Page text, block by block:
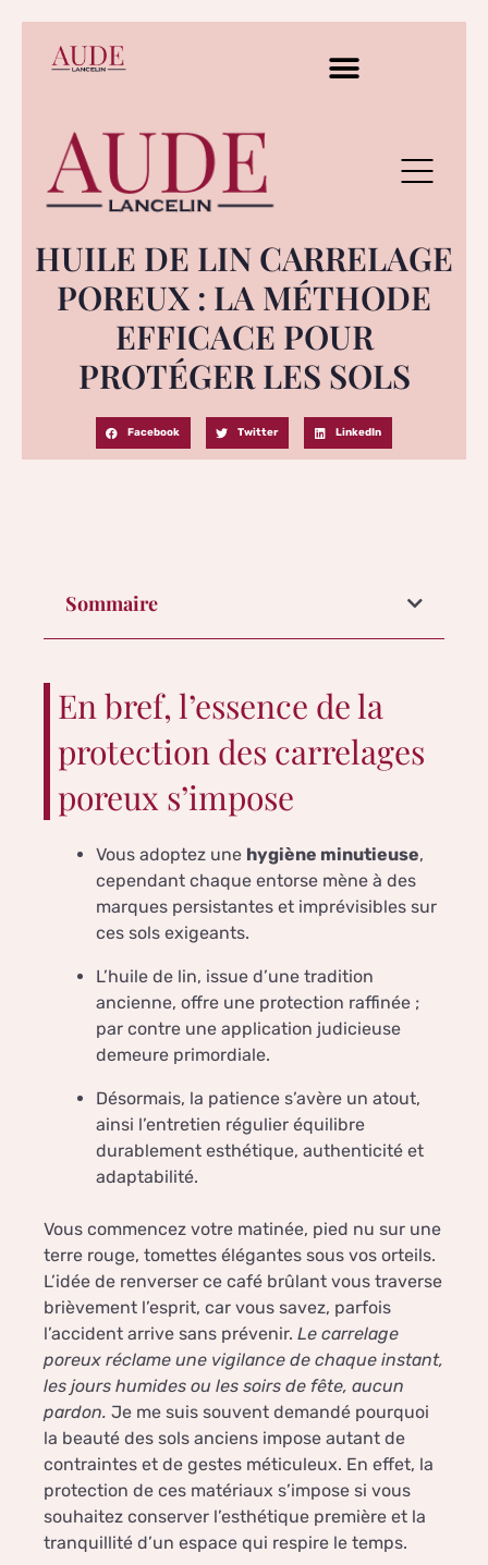
HUILE DE LIN CARRELAGE
POREUX : LA MÉTHODE
EFFICACE POUR
PROTÉGER LES SOLS
Facebook Twitter LinkedIn
Sommaire
En bref, l’essence de la
protection des carrelages
poreux s’impose
Vous adoptez une hygiène minutieuse,
cependant chaque entorse mène à des
marques persistantes et imprévisibles sur
ces sols exigeants.
L’huile de lin, issue d’une tradition
ancienne, offre une protection raffinée ;
par contre une application judicieuse
demeure primordiale.
Désormais, la patience s’avère un atout,
ainsi l’entretien régulier équilibre
durablement esthétique, authenticité et
adaptabilité.
Vous commencez votre matinée, pied nu sur une
terre rouge, tomettes élégantes sous vos orteils.
L’idée de renverser ce café brûlant vous traverse
brièvement l’esprit, car vous savez, parfois
l’accident arrive sans prévenir. Le carrelage
poreux réclame une vigilance de chaque instant,
les jours humides ou les soirs de fête, aucun
pardon. Je me suis souvent demandé pourquoi
la beauté des sols anciens impose autant de
contraintes et de gestes méticuleux. En effet, la
protection de ces matériaux s’impose si vous
souhaitez conserver l’esthétique première et la
tranquillité d’un espace qui respire le temps.